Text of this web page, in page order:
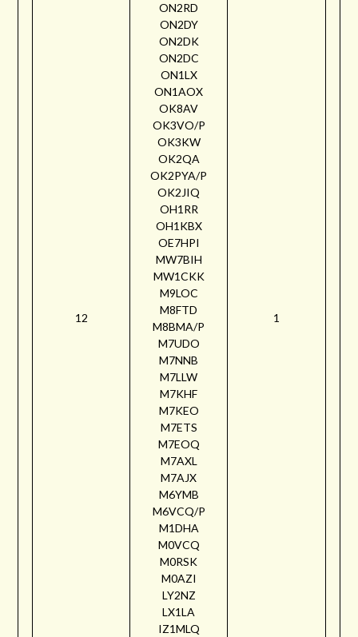
12
ON2RD
ON2DY
ON2DK
ON2DC
ON1LX
ON1AOX
OK8AV
OK3VO/P
OK3KW
OK2QA
OK2PYA/P
OK2JIQ
OH1RR
OH1KBX
OE7HPI
MW7BIH
MW1CKK
M9LOC
M8FTD
M8BMA/P
M7UDO
M7NNB
M7LLW
M7KHF
M7KEO
M7ETS
M7EOQ
M7AXL
M7AJX
M6YMB
M6VCQ/P
M1DHA
M0VCQ
M0RSK
M0AZI
LY2NZ
LX1LA
IZ1MLQ
1